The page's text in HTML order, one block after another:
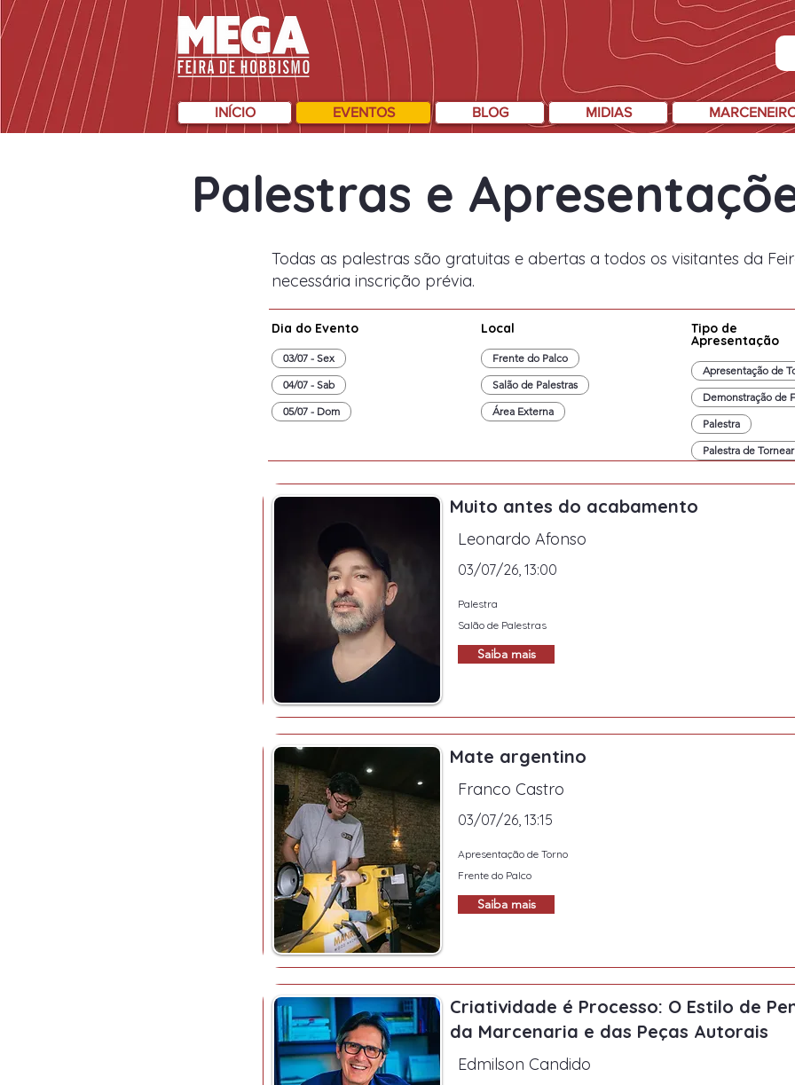
INÍCIO EVENTOS BLOG MIDIAS
Palestras e
Todas as palestras são gratuitas e abertas a todos os visitantes da
necessária inscrição prévia.
Dia do Evento
03/07 - Sex
04/07 - Sab
05/07 - Dom
Local
Frente do Palco
Salão de Palestras
Área Externa
Tipo de
Apresentação
Apresentação de
Demonstração de
Palestra
Palestra de
Muito antes do acabamento
Leonardo Afonso
03/07/26, 13:00
Palestra
Salão de Palestras
Saiba mais
Mate argentino
Franco Castro
03/07/26, 13:15
Apresentação de Torno
Frente do Palco
Saiba mais
Criatividade é Processo: O Estilo de
da Marcenaria e das Peças Autorais
Edmilson Candido